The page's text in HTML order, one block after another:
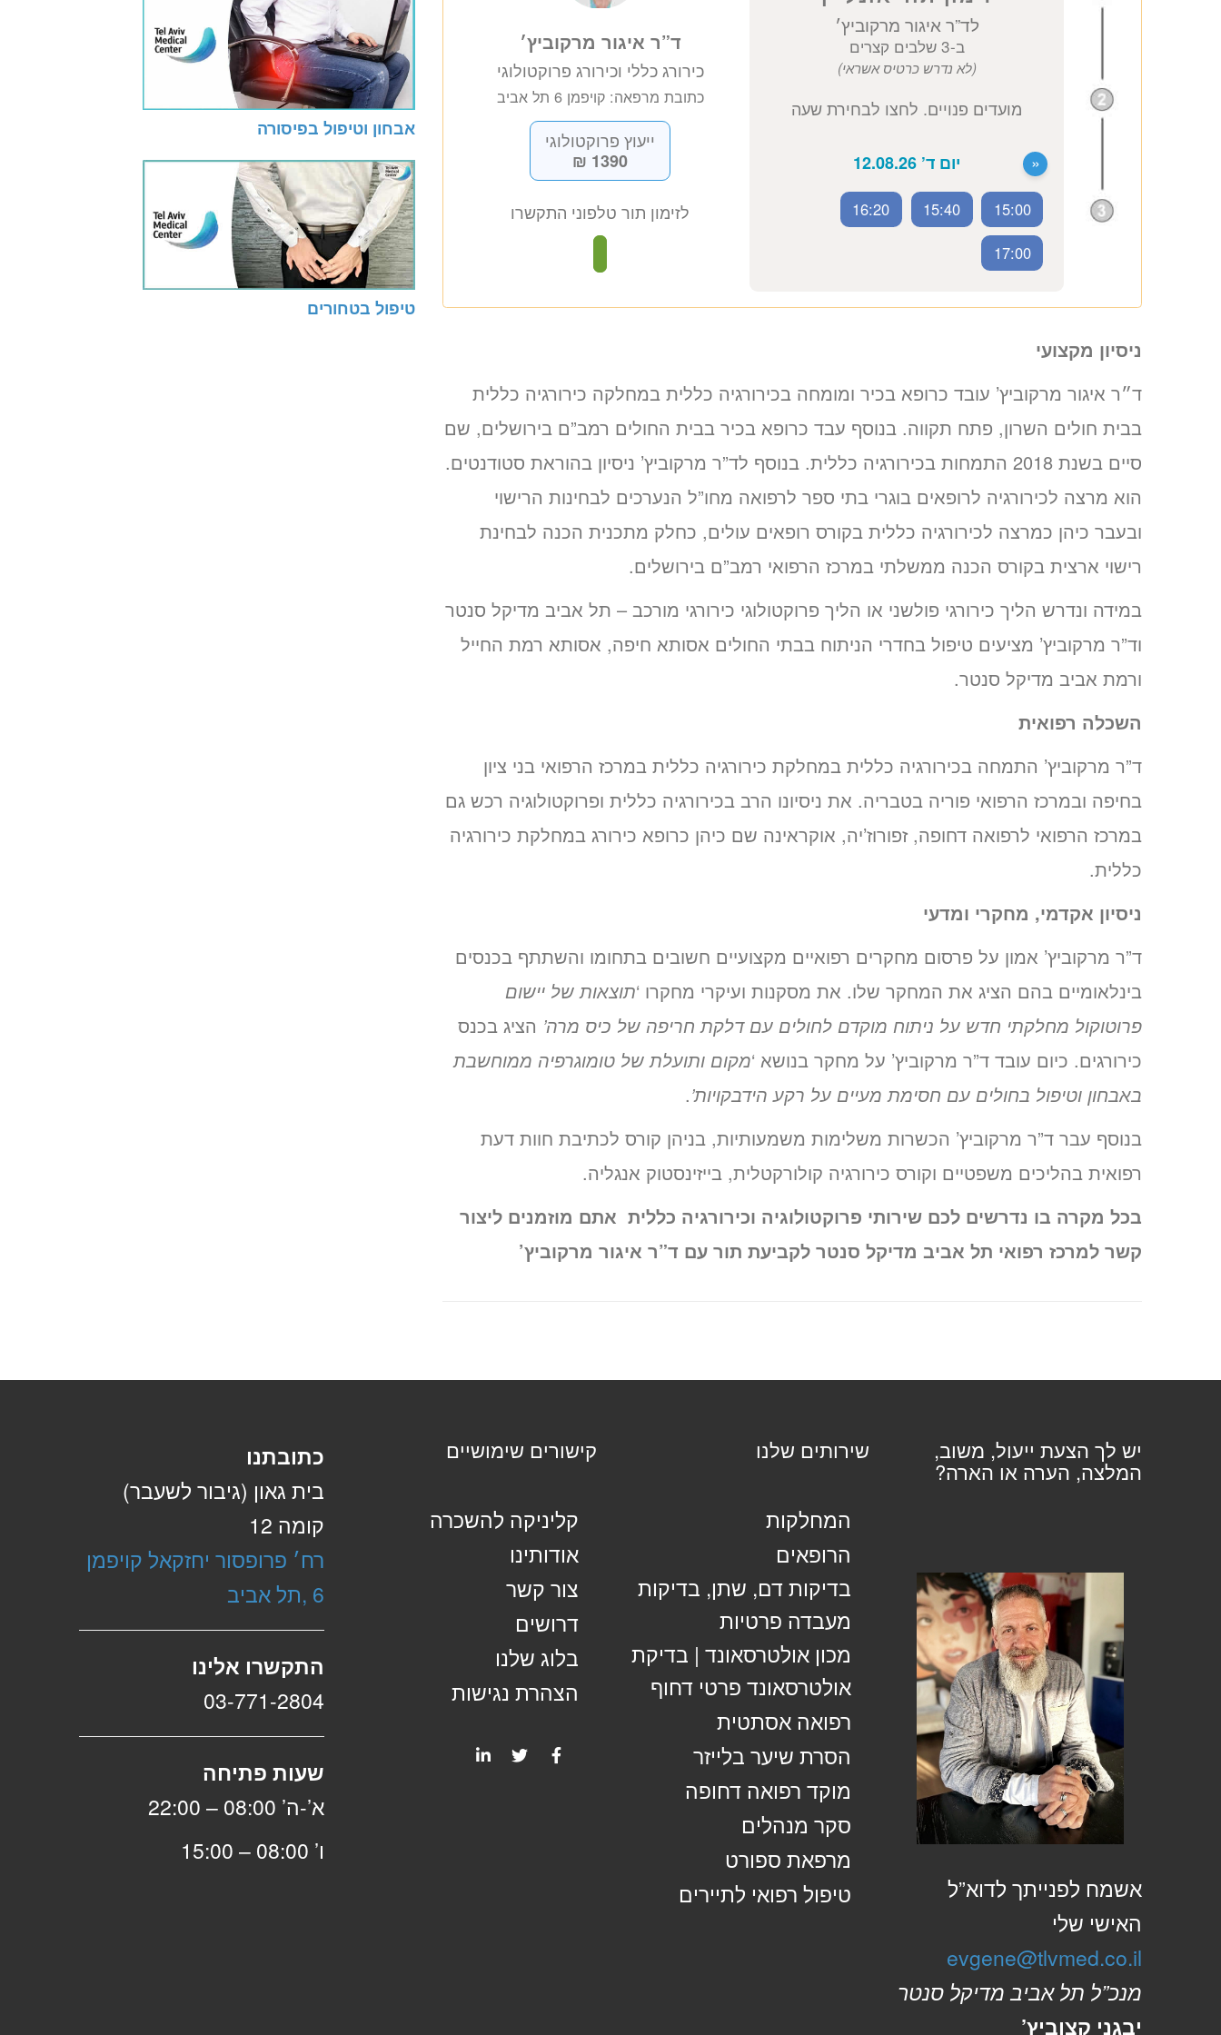
ד”ר איגור מרקוביץ׳
כירורג כללי וכירורג פרוקטולוגי
1390 ₪
לד”ר איגור מרקוביץ׳
(לא נדרש כרטיס אשראי)
מועדים פנויים. לחצו לבחירת שעה
יום ד’ 12.08.26
15:00
15:40
ניסיון מקצועי
ד״ר איגור מרקוביץ’ עובד כרופא בכיר ומומחה בכירורגיה כללית במחלקה כירורגיה כללית
בבית חולים השרון, פתח תקווה. בנוסף עבד כרופא בכיר בבית החולים רמב”ם בירושלים, שם
סיים בשנת 2018 התמחות בכירורגיה כללית. בנוסף לד”ר מרקוביץ’ ניסיון בהוראת סטודנטים.
הוא מרצה לכירורגיה לרופאים בוגרי בתי ספר לרפואה מחו”ל הנערכים לבחינות הרישוי
ובעבר כיהן כמרצה לכירורגיה כללית בקורס רופאים עולים, כחלק מתכנית הכנה לבחינת
רישוי ארצית בקורס הכנה ממשלתי במרכז הרפואי רמב”ם בירושלים.
במידה ונדרש הליך כירורגי פולשני או הליך פרוקטולוגי כירורגי מורכב – תל אביב מדיקל סנטר
וד”ר מרקוביץ’ מציעים טיפול בחדרי הניתוח בבתי החולים אסותא חיפה, אסותא רמת החייל
ורמת אביב מדיקל סנטר.
השכלה רפואית
ד”ר מרקוביץ’ התמחה בכירורגיה כללית במחלקת כירורגיה כללית במרכז הרפואי בני ציון
בחיפה ובמרכז הרפואי פוריה בטבריה. את ניסיונו הרב בכירורגיה כללית ופרוקטולוגיה רכש גם
במרכז הרפואי לרפואה דחופה, זפורוז’יה, אוקראינה שם כיהן כרופא כירורג במחלקת כירורגיה
כללית.
ניסיון אקדמי, מחקרי ומדעי
ד”ר מרקוביץ’ אמון על פרסום מחקרים רפואיים מקצועיים חשובים בתחומו והשתתף בכנסים
בינלאומיים בהם הציג את המחקר שלו. את מסקנות ועיקרי מחקרו ‘תוצאות של יישום
פרוטוקול מחלקתי חדש על ניתוח מוקדם לחולים עם דלקת חריפה של כיס מרה’ הציג בכנס
כירורגים. כיום עובד ד”ר מרקוביץ’ על מחקר בנושא ‘מקום ותועלת של טומוגרפיה ממוחשבת
באבחון וטיפול בחולים עם חסימת מעיים על רקע הידבקויות’.
בנוסף עבר ד”ר מרקוביץ’ הכשרות משלימות משמעותיות, בניהן קורס לכתיבת חוות דעת
רפואית בהליכים משפטיים וקורס כירורגיה קולורקטלית, בייזינסטוק אנגליה.
בכל מקרה בו נדרשים לכם שירותי פרוקטולוגיה וכירורגיה כללית אתם מוזמנים ליצור
קשר למרכז רפואי תל אביב מדיקל סנטר לקביעת תור עם ד”ר איגור מרקוביץ’
אבחון וטיפול בפיסורה
טיפול בטחורים
יש לך הצעת ייעול, משוב,
המלצה, הערה או הארה?
אשמח לפנייתך לדוא”ל
האישי שלי
evgene@tlvmed.co.il
מנכ”ל תל אביב מדיקל סנטר
יבגני קצוביץ’
שירותים שלנו
המחלקות
הרופאים
בדיקות דם, שתן, בדיקות
מעבדה פרטיות
מכון אולטרסאונד | בדיקת
אולטרסאונד פרטי דחוף
רפואה אסתטית
הסרת שיער בלייזר
מוקד רפואה דחופה
סקר מנהלים
מרפאת ספורט
טיפול רפואי לתיירים
קישורים שימושיים
קליניקה להשכרה
אודותינו
צור קשר
דרושים
בלוג שלנו
הצהרת נגישות
כתובתנו
בית גאון (גיבור לשעבר)
קומה 12
רח׳ פרופסור יחזקאל קויפמן
6 ,תל אביב
התקשרו אלינו
03-771-2804
שעות פתיחה
א’-ה’ 08:00 – 22:00
ו’ 08:00 – 15:00